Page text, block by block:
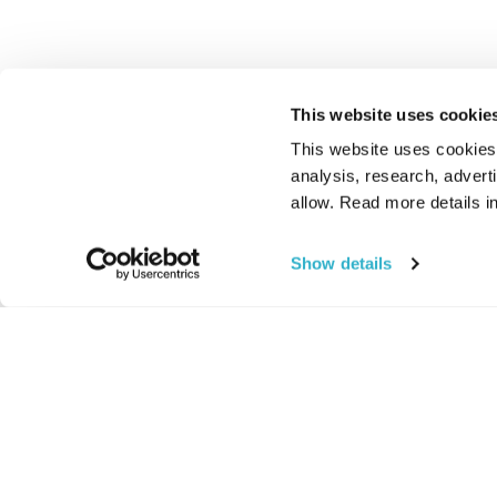
This website uses
This website uses
analysis, research,
allow. Read more details
Show details